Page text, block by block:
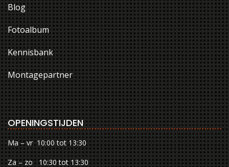
Blog
Fotoalbum
Kennisbank
Montagepartner
OPENINGSTIJDEN
Ma – vr 10:00 tot 13:30
Za – zo 10:30 tot 13:30